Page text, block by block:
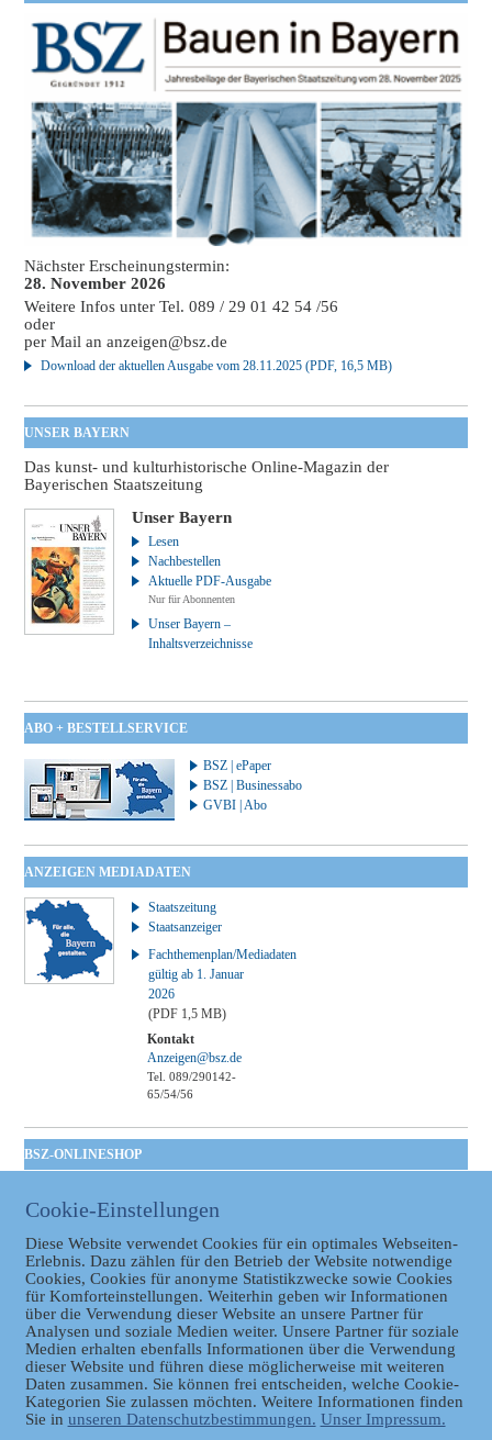
Nächster Erscheinungstermin:
28. November 2026
Weitere Infos unter Tel. 089 / 29 01 42 54 /56
oder
per Mail ananzeigen@bsz.de
Download der aktuellen Ausgabe vom 28.11.2025 (PDF, 16,5 MB)
UNSER BAYERN
Das kunst- und kulturhistorische Online-Magazin der
Bayerischen Staatszeitung
Unser Bayern
Lesen
Nachbestellen
Aktuelle PDF-Ausgabe
Nur für Abonnenten
Unser Bayern –
Inhaltsverzeichnisse
ABO + BESTELLSERVICE
BSZ | ePaper
BSZ | Businessabo
GVBI | Abo
ANZEIGEN MEDIADATEN
Staatszeitung
Staatsanzeiger
Fachthemenplan/Mediadaten
gültig ab 1. Januar
2026
(PDF 1,5 MB)
Kontakt
Anzeigen@bsz.de
Tel. 089/290142-
65/54/56
BSZ-ONLINESHOP
Taschenbuch
Datenschutz
Cookie-Einstellungen
Diese Website verwendet Cookies für ein optimales Webseiten-
Erlebnis. Dazu zählen für den Betrieb der Website notwendige
Cookies, Cookies für anonyme Statistikzwecke sowie Cookies
für Komforteinstellungen. Weiterhin geben wir Informationen
über die Verwendung dieser Website an unsere Partner für
Analysen und soziale Medien weiter. Unsere Partner für soziale
Medien erhalten ebenfalls Informationen über die Verwendung
dieser Website und führen diese möglicherweise mit weiteren
Daten zusammen. Sie können frei entscheiden, welche Cookie-
Kategorien Sie zulassen möchten. Weitere Informationen finden
Sie in unseren Datenschutzbestimmungen. Unser Impressum.